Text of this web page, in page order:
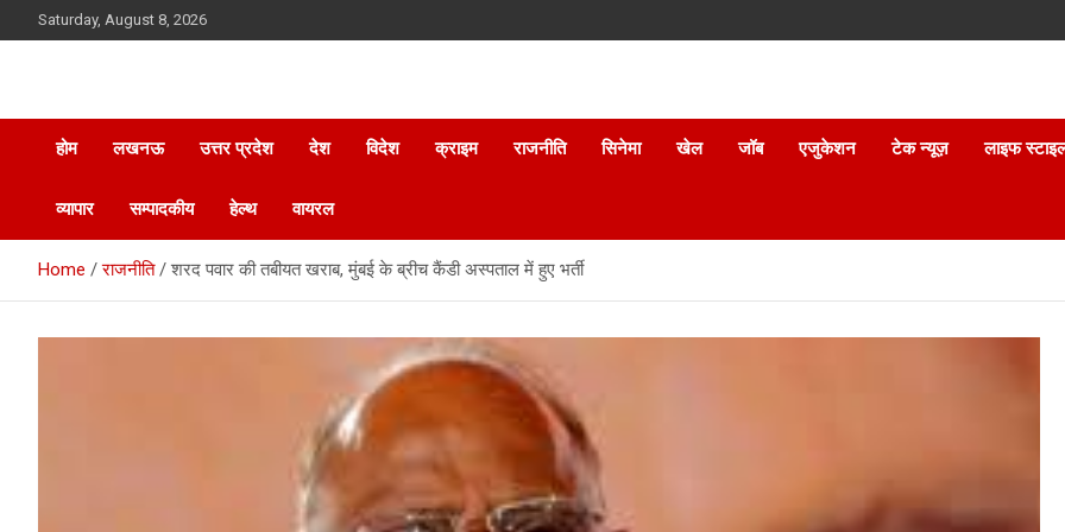
to
Saturday, August 8, 2026
होम लखनऊ उत्तर प्रदेश देश विदेश क्राइम राजनीति सिनेमा खेल जॉब एजुकेशन टेक न्यूज़ लाइफ
व्यापार सम्पादकीय हेल्थ वायरल
Home राजनीति शरद पवार की तबीयत खराब, मुंबई के ब्रीच कैंडी अस्पताल में हुए भर्ती